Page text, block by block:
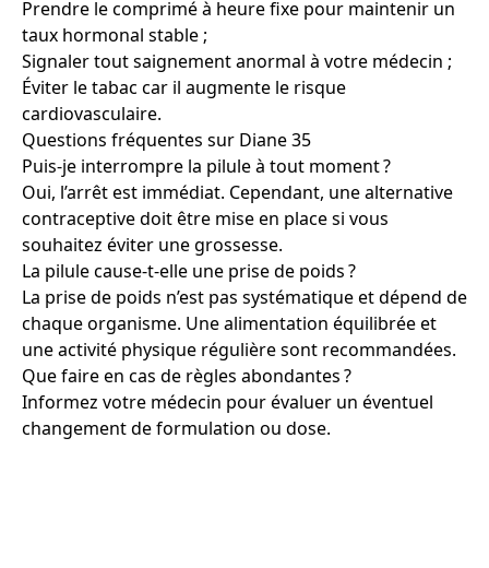
Prendre le comprimé à heure fixe pour maintenir un
taux hormonal stable ;
Signaler tout saignement anormal à votre médecin ;
Éviter le tabac car il augmente le risque
cardiovasculaire.
Questions fréquentes sur Diane 35
Puis-je interrompre la pilule à tout moment ?
Oui, l’arrêt est immédiat. Cependant, une alternative
contraceptive doit être mise en place si vous
souhaitez éviter une grossesse.
La pilule cause-t-elle une prise de poids ?
La prise de poids n’est pas systématique et dépend de
chaque organisme. Une alimentation équilibrée et
une activité physique régulière sont recommandées.
Que faire en cas de règles abondantes ?
Informez votre médecin pour évaluer un éventuel
changement de formulation ou dose.